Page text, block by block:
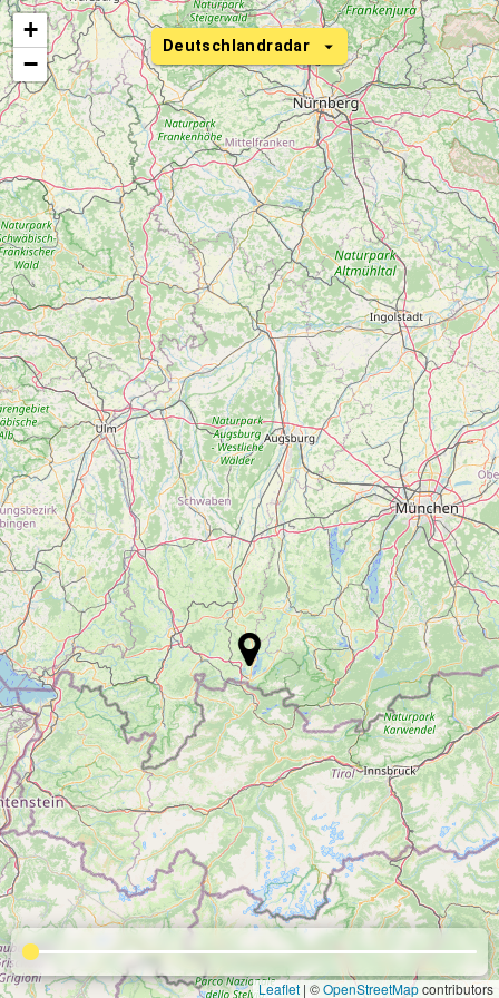
Deutschlandradar
+
−
Leaflet | ©OpenStreetMapcontributors